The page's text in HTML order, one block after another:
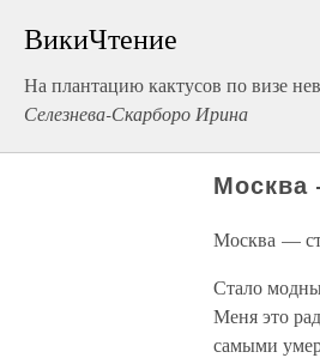
ВикиЧтение
На плантацию кактусов по визе
Селезнева-Скарборо Ирина
Москва
Москва —
Стало
Меня это
самыми